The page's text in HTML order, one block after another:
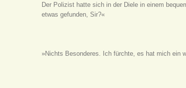
Der Polizist hatte sich in der Diele in einem
etwas gefunden, Sir?«
»Nichts Besonderes. Ich fürchte, es hat mich ein